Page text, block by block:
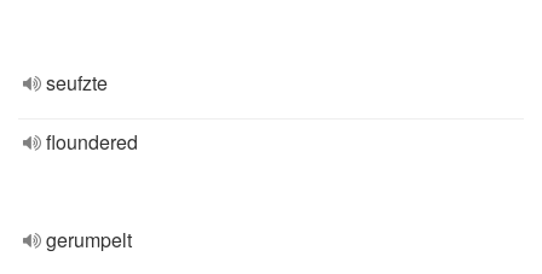
seufzte
floundered
gerumpelt